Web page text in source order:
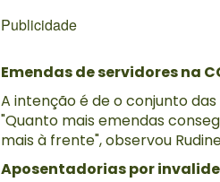
Publicidade
Emendas de servidores na
A intenção é de o conjunto
"Quanto mais emendas
mais à frente", observou
Aposentadorias por